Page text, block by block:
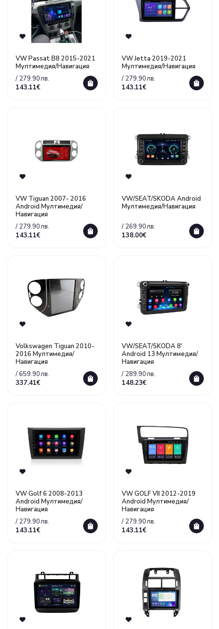
VW Passat B8 2015-2021
Mултимедия/Навигация
143.11€
/ 279.90лв.
VW Jetta 2019-2021
Mултимедия/Навигация
143.11€
/ 279.90лв.
VW Tiguan 2007- 2016
Android Mултимедия/
Навигация
143.11€
/ 279.90лв.
VW/SEAT/SKODA Android
Mултимедия/Навигация
138.00€
/ 269.90лв.
Volkswagen Tiguan 2010-
2016 Mултимедия/
Навигация
337.41€
/ 659.90лв.
VW/SEAT/SKODA 8'
Android 13 Мултимедия/
Навигация
148.23€
/ 289.90лв.
VW Golf 6 2008-2013
Android Mултимедия/
Навигация
143.11€
/ 279.90лв.
VW GOLF VII 2012-2019
Аndroid Мултимедия/
Навигация
143.11€
/ 279.90лв.